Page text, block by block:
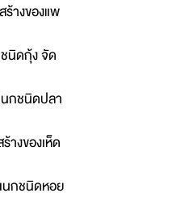
างของแพ
นิดกุ้ง จัด
นกชนิดปลา
างของเห็ด
นกชนิดหอย